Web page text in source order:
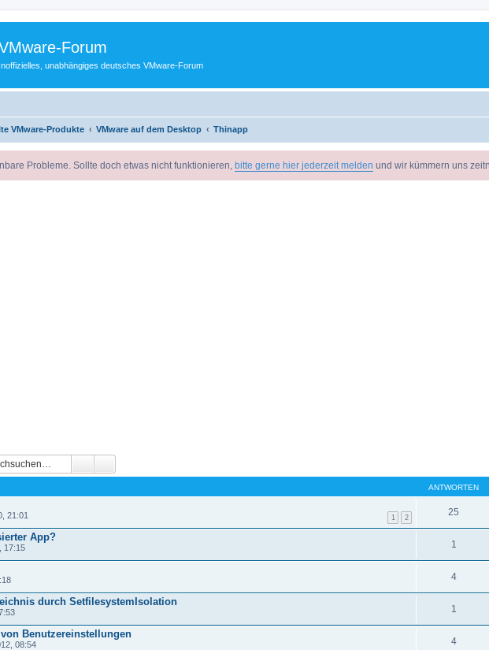
Forum
Inoffizielles, unabhängiges deutsches VMware-Forum
VMware-Produkte VMware auf dem Desktop Thinapp
Probleme. Sollte doch etwas nicht funktionieren, bitte gerne hier jederzeit melden und wir kümmern uns
ANTWORTEN
1 2
21:01 25
App?
17:15 1
4
durch SetfilesystemIsolation
1
Benutzereinstellungen
08:54 4